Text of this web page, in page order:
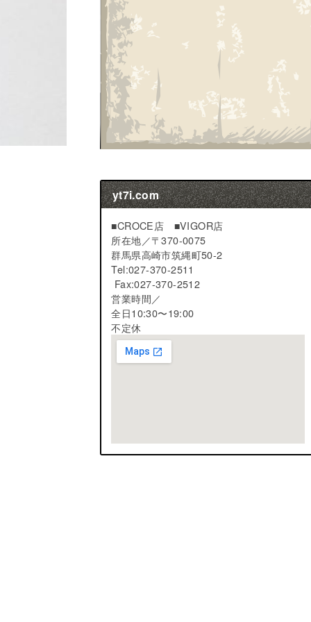
yt7i.com
■CROCE店 ■VIGOR店
所在地／〒370-0075
群馬県高崎市筑縄町50-2
Tel:027-370-2511
Fax:027-370-2512
営業時間／
全日10:30〜19:00
不定休